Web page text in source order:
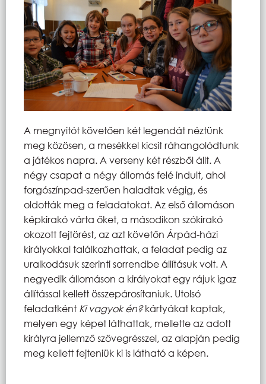
A megnyitót követően két legendát néztünk
meg közösen, a mesékkel kicsit ráhangolódtunk
a játékos napra. A verseny két részből állt. A
négy csapat a négy állomás felé indult, ahol
forgószínpad-szerűen haladtak végig, és
oldották meg a feladatokat. Az első állomáson
képkirakó várta őket, a másodikon szókirakó
okozott fejtörést, az azt követőn Árpád-házi
királyokkal találkozhattak, a feladat pedig az
uralkodásuk szerinti sorrendbe állításuk volt. A
negyedik állomáson a királyokat egy rájuk igaz
állítással kellett összepárosítaniuk. Utolsó
feladatként Ki vagyok én?kártyákat kaptak,
melyen egy képet láthattak, mellette az adott
királyra jellemző szövegrésszel, az alapján pedig
meg kellett fejteniük ki is látható a képen.